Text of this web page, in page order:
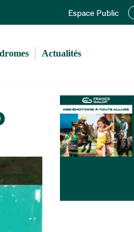
Espace Public
Actualités